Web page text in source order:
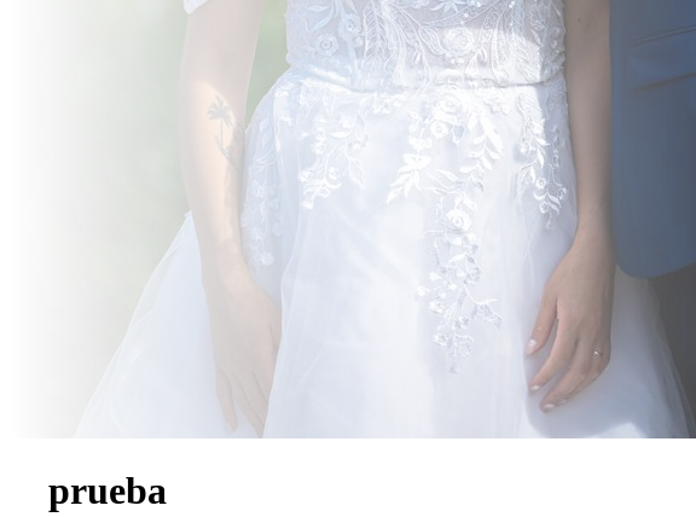
prueba